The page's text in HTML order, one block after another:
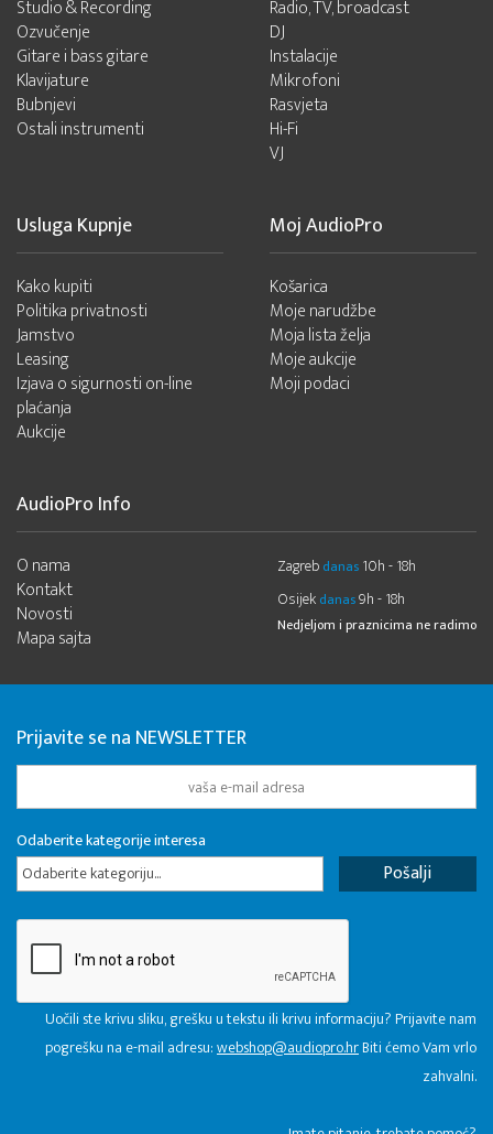
Studio & Recording
Ozvučenje
Gitare i bass gitare
Klavijature
Bubnjevi
Ostali instrumenti
Radio, TV, broadcast
DJ
Instalacije
Mikrofoni
Rasvjeta
Hi-Fi
VJ
Usluga Kupnje
Kako kupiti
Politika privatnosti
Jamstvo
Leasing
Izjava o sigurnosti on-line
plaćanja
Aukcije
Moj AudioPro
Košarica
Moje narudžbe
Moja lista želja
Moje aukcije
Moji podaci
AudioPro Info
O nama
Kontakt
Novosti
Mapa sajta
Zagreb danas 10h - 18h
Osijek danas9h - 18h
Nedjeljom i praznicima ne radimo
Prijavite se na NEWSLETTER
Odaberite kategorije interesa
Odaberite kategoriju...
Uočili ste krivu sliku, grešku u tekstu ili krivu informaciju? Prijavite nam
pogrešku na e-mail adresu:webshop@audiopro.hrBiti ćemo Vam vrlo
zahvalni.